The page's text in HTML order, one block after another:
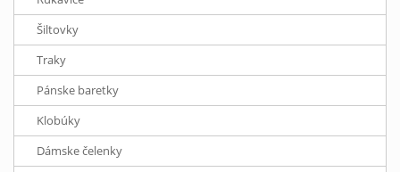
Šiltovky
Traky
Pánske baretky
Klobúky
Dámske čelenky